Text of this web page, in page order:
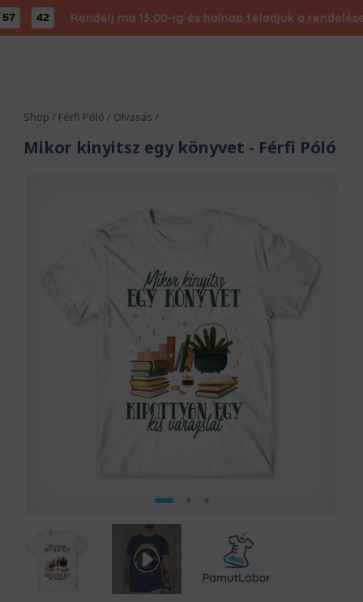
: 41 Rendelj ma 13:00-ig és holnap feladjuk a rendelésed
Shop / Férfi Póló / Olvasás /
Mikor kinyitsz egy könyvet - Férfi Póló